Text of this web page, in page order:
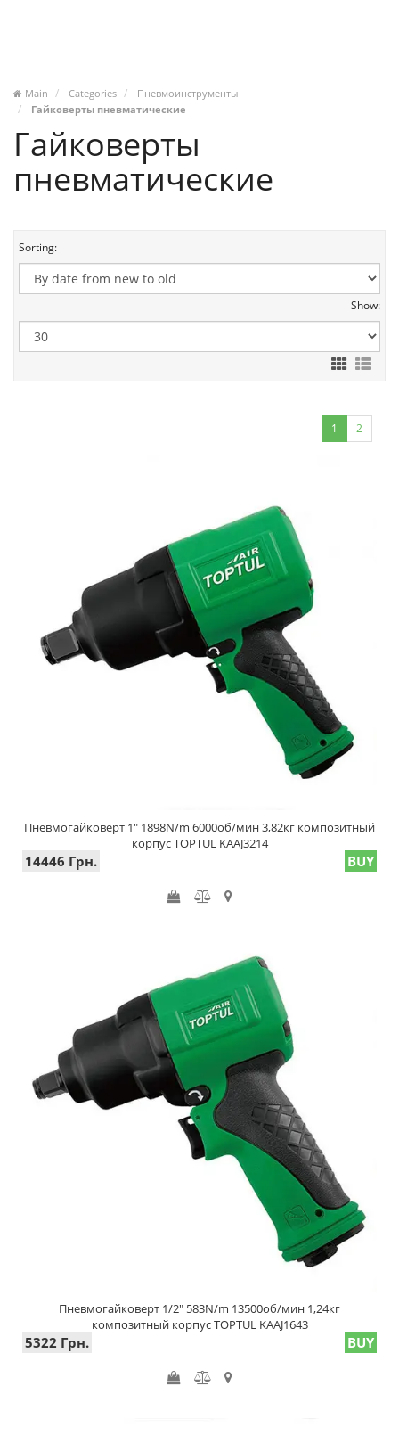
Main Categories
Пневмоинструменты
Гайковерты пневматические
Гайковерты
пневматические
Sorting:
Show:
1 2
Пневмогайковерт 1" 1898N/m 6000об/мин 3,82кг композитный
корпус TOPTUL KAAJ3214
14446 Грн. BUY
Пневмогайковерт 1/2" 583N/m 13500об/мин 1,24кг
композитный корпус TOPTUL KAAJ1643
5322 Грн. BUY